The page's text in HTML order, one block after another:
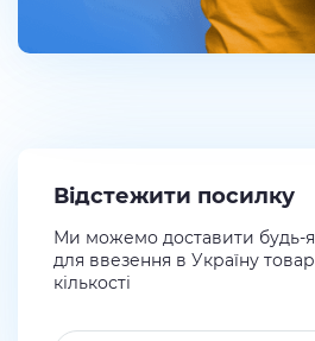
Відстежити посилку
Ми можемо доставити будь-
для ввезення в Україну
кількості